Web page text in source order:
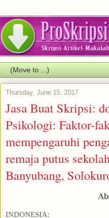
Thursday, June 15, 2017
Jasa Buat Skripsi:
Psikologi: Faktor-
mempengaruhi
remaja putus
Banyubang,
INDONESIA: